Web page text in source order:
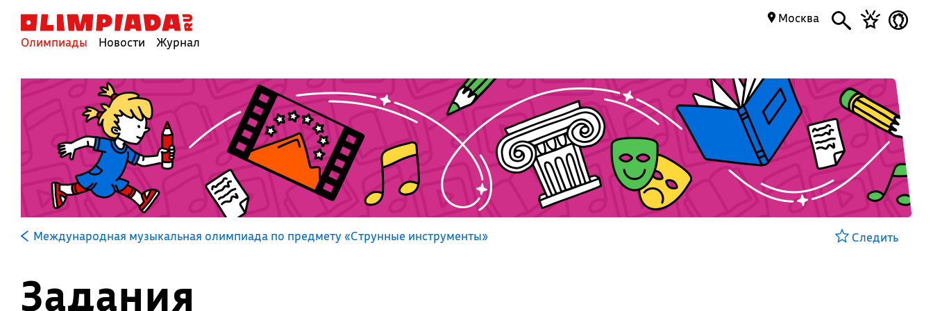
Олимпиады Новости Журнал
Москва
Международная музыкальная олимпиада по предмету «Струнные инструменты» Следить
Задания